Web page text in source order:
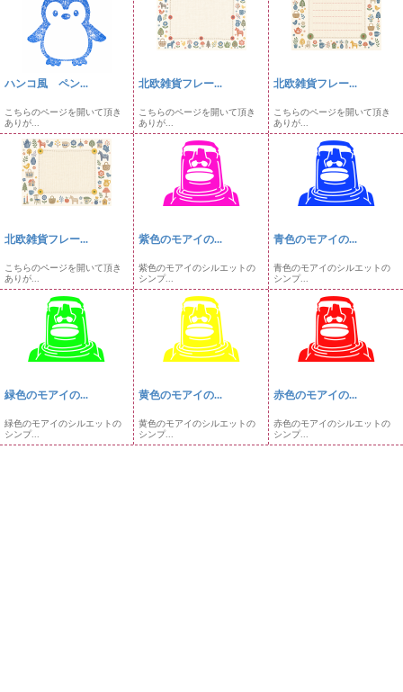
ハンコ風 ペン...
こちらのページを開いて頂き
ありが...
北欧雑貨フレー...
こちらのページを開いて頂き
ありが...
北欧雑貨フレー...
こちらのページを開いて頂き
ありが...
北欧雑貨フレー...
こちらのページを開いて頂き
ありが...
紫色のモアイの...
紫色のモアイのシルエットの
シンプ...
青色のモアイの...
青色のモアイのシルエットの
シンプ...
緑色のモアイの...
緑色のモアイのシルエットの
シンプ...
黄色のモアイの...
黄色のモアイのシルエットの
シンプ...
赤色のモアイの...
赤色のモアイのシルエットの
シンプ...